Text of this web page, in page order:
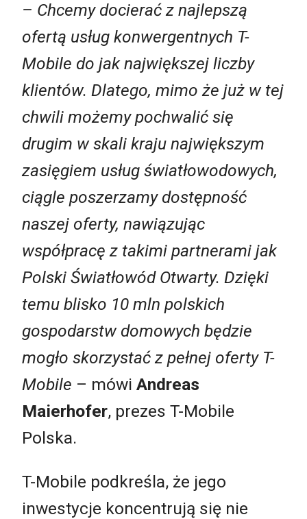
– Chcemy docierać z najlepszą
ofertą usług konwergentnych T-
Mobile do jak największej liczby
klientów. Dlatego, mimo że już w tej
chwili możemy pochwalić się
drugim w skali kraju największym
zasięgiem usług światłowodowych,
ciągle poszerzamy dostępność
naszej oferty, nawiązując
współpracę z takimi partnerami jak
Polski Światłowód Otwarty. Dzięki
temu blisko 10 mln polskich
gospodarstw domowych będzie
mogło skorzystać z pełnej oferty T-
Mobile – mówi Andreas
Maierhofer, prezes T-Mobile
Polska.
T-Mobile podkreśla, że jego
inwestycje koncentrują się nie